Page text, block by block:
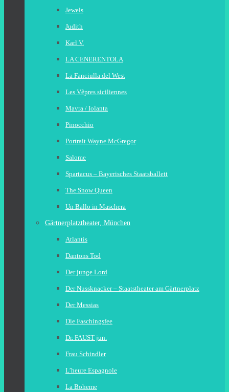
Jewels
Judith
Karl V.
LA CENERENTOLA
La Fanciulla del West
Les Vêpres siciliennes
Mavra / Iolanta
Pinocchio
Portrait Wayne McGregor
Salome
Spartacus – Bayerisches Staatsballett
The Snow Queen
Un Ballo in Maschera
Gärtnerplatztheater, München
Atlantis
Dantons Tod
Der junge Lord
Der Nussknacker – Staatstheater am Gärtnerplatz
Der Messias
Die Faschingsfee
Dr. FAUST jun.
Frau Schindler
L’heure Espagnole
La Boheme